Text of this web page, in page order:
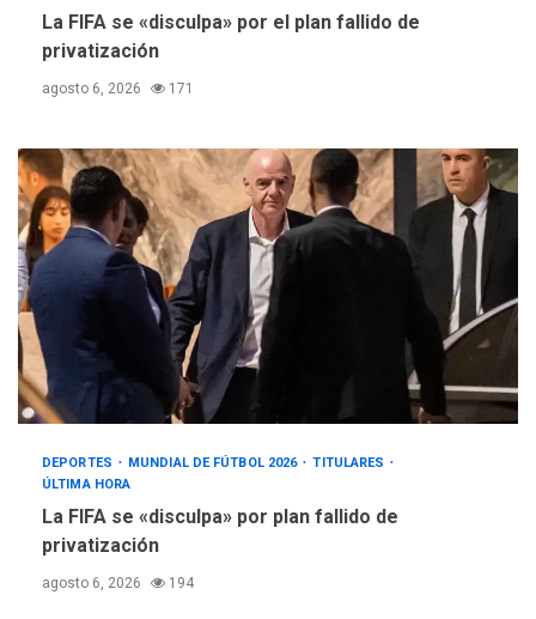
La FIFA se «disculpa» por el plan fallido de
privatización
agosto 6, 2026 171
DEPORTES MUNDIAL DE FÚTBOL 2026
TITULARES
ÚLTIMA HORA
La FIFA se «disculpa» por plan fallido de
privatización
agosto 6, 2026 194